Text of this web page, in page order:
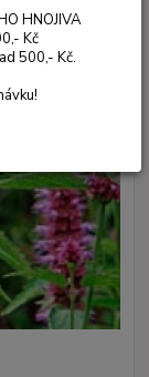
HNOJIVA
Kč
500,- Kč.